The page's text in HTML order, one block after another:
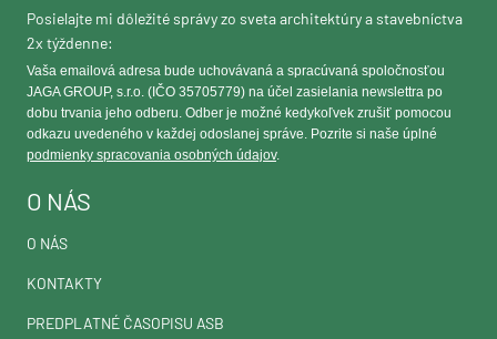
O NÁS
O NÁS
KONTAKTY
PREDPLATNÉ ČASOPISU ASB
Posielajte mi dôležité správy zo sveta architektúry a stavebníctva
2x týždenne:
Vaša emailová adresa bude uchovávaná a spracúvaná spoločnosťou
JAGA GROUP, s.r.o. (IČO 35705779) na účel zasielania newslettra po
dobu trvania jeho odberu. Odber je možné kedykoľvek zrušiť pomocou
odkazu uvedeného v každej odoslanej správe. Pozrite si naše úplné
podmienky spracovania osobných údajov.